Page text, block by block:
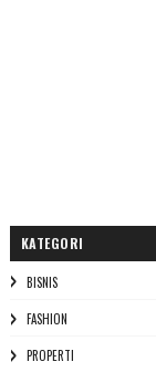
KATEGORI
BISNIS
FASHION
PROPERTI